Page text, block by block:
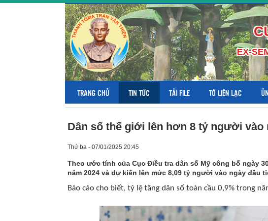
EX-
TRANG CHỦ TIN TỨC TẢI FILE TỜ LIÊN LẠC
Dân số thế giới lên hơn 8 tỷ người vào
Thứ ba - 07/01/2025 20:45
Theo ước tính của Cục Điều tra dân số Mỹ công bố ngày
năm 2024 và dự kiến lên mức 8,09 tỷ người vào ngày đầu
Báo cáo cho biết, tỷ lệ tăng dân số toàn cầu 0,9% trong